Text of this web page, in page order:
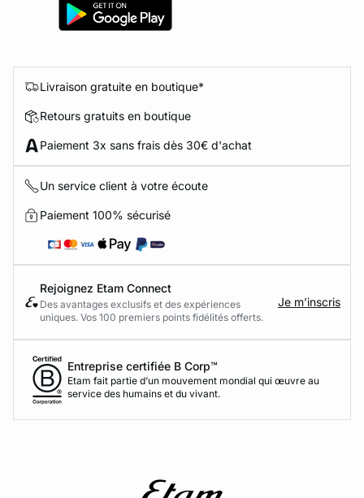
Livraison gratuite en boutique*
Retours gratuits en boutique
Paiement 3x sans frais dès 30€ d'achat
Un service client à votre écoute
Paiement 100% sécurisé
Rejoignez Etam Connect
Des avantages exclusifs et des expériences
uniques. Vos 100 premiers points fidélités offerts.
Je m’inscris
Entreprise certifiée B Corp™
Etam fait partie d’un mouvement mondial qui œuvre au
service des humains et du vivant.